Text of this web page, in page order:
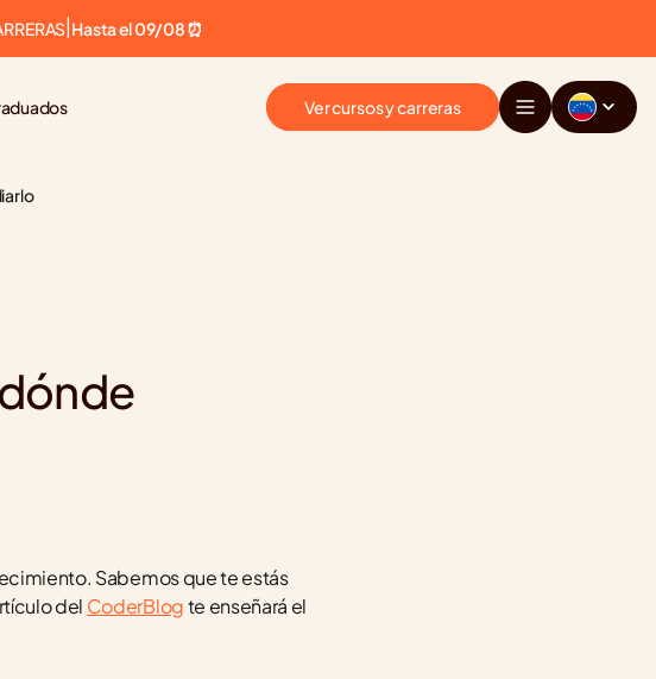
Hasta el 09/08 ⏰
Ver cursos y carreras
Sabemos que te estás
del CoderBlog te enseñará el